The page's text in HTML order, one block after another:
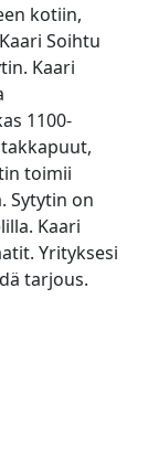
kotiin,
Soihtu
Kaari
1100-
toimii
Sytytin on
Kaari
Yrityksesi
tarjous.